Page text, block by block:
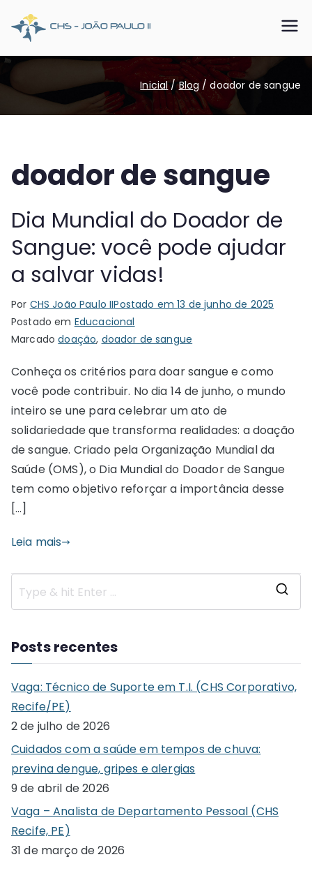
para
conteúdo
CHS João
Paulo II
Somos o SUS que dá certo
Inicial Blog doador de sangue
doador de sangue
Dia Mundial do Doador de
Sangue: você pode ajudar
a salvar vidas!
Por CHS João Paulo IIPostado em13 de junho de 2025
Postado em Educacional
Marcadodoação, doador de sangue
Conheça os critérios para doar sangue e como
você pode contribuir. No dia 14 de junho, o mundo
inteiro se une para celebrar um ato de
solidariedade que transforma realidades: a doação
de sangue. Criado pela Organização Mundial da
Saúde (OMS), o Dia Mundial do Doador de Sangue
tem como objetivo reforçar a importância desse
[…]
Leia mais
Posts recentes
Vaga: Técnico de Suporte em T.I. (CHS Corporativo,
Recife/PE)
2 de julho de 2026
Cuidados com a saúde em tempos de chuva:
previna dengue, gripes e alergias
9 de abril de 2026
Vaga – Analista de Departamento Pessoal (CHS
Recife, PE)
31 de março de 2026